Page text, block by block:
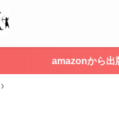
amazonから出